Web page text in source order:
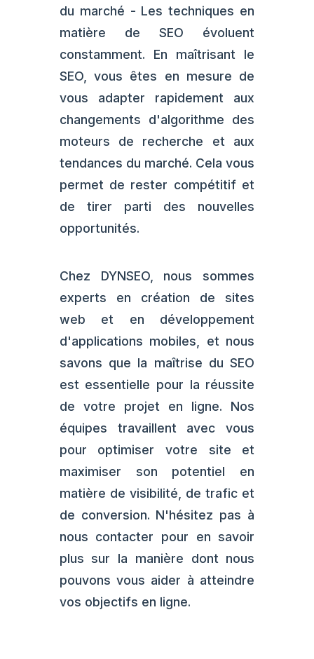
du marché - Les techniques en
matière de SEO évoluent
constamment. En maîtrisant le
SEO, vous êtes en mesure de
vous adapter rapidement aux
changements d'algorithme des
moteurs de recherche et aux
tendances du marché. Cela vous
permet de rester compétitif et
de tirer parti des nouvelles
opportunités.
Chez DYNSEO, nous sommes
experts en création de sites
web et en développement
d'applications mobiles, et nous
savons que la maîtrise du SEO
est essentielle pour la réussite
de votre projet en ligne. Nos
équipes travaillent avec vous
pour optimiser votre site et
maximiser son potentiel en
matière de visibilité, de trafic et
de conversion. N'hésitez pas à
nous contacter pour en savoir
plus sur la manière dont nous
pouvons vous aider à atteindre
vos objectifs en ligne.